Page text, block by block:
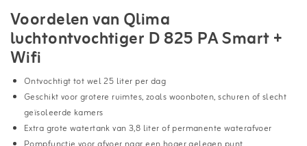
Voordelen van Qlima
luchtontvochtiger D 825 PA Smart +
Wifi
Ontvochtigt tot wel 25 liter per dag
Geschikt voor grotere ruimtes, zoals woonboten, schuren of slecht
geïsoleerde kamers
Extra grote watertank van 3,8 liter of permanente waterafvoer